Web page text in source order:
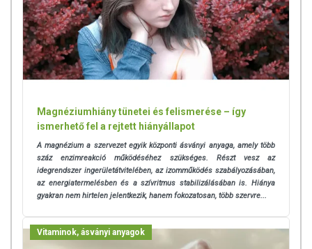
Magnéziumhiány tünetei és felismerése – így
ismerhető fel a rejtett hiányállapot
A magnézium a szervezet egyik központi ásványi anyaga, amely több
száz enzimreakció működéséhez szükséges. Részt vesz az
idegrendszer ingerületátvitelében, az izomműködés szabályozásában,
az energiatermelésben és a szívritmus stabilizálásában is. Hiánya
gyakran nem hirtelen jelentkezik, hanem fokozatosan, több szervre...
Vitaminok, ásványi anyagok